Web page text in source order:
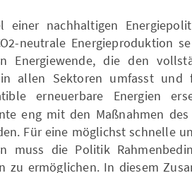
einer nachhaltigen
neutrale Energieproduktion
Energiewende, die den
in allen Sektoren umfasst und
erneuerbare Energien
eng mit den Maßnahmen des
Für eine möglichst schnelle
muss die Politik
zu ermöglichen. In diesem